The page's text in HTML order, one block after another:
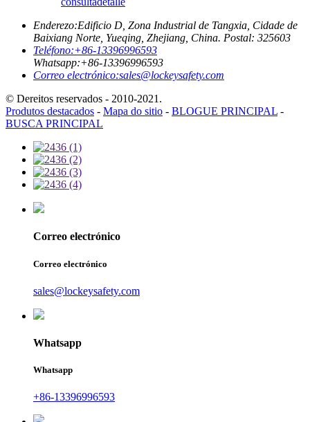
Enderezo:Edificio D, Zona Industrial de Tangxia, Cidade de
Baixiang Norte, Yueqing, Zhejiang, China. Postal: 325603
Teléfono:+86-13396996593
Whatsapp:+86-13396996593
Correo electrónico:sales@lockeysafety.com
© Dereitos reservados - 2010-2021.
Produtos destacados - Mapa do sitio - BLOGUE PRINCIPAL -
BUSCA PRINCIPAL
Correo electrónico
Correo electrónico
sales@lockeysafety.com
Whatsapp
Whatsapp
+86-13396996593